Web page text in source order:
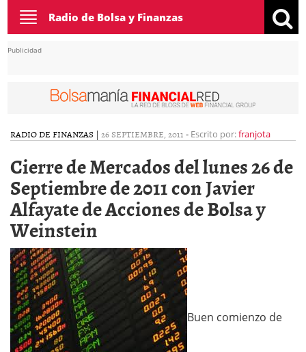
Toggle
navigation
Radio de Bolsa y Finanzas
Publicidad
RADIO DE FINANZAS | 26 SEPTIEMBRE, 2011 - Escrito por:franjota
Cierre de Mercados del lunes 26 de
Septiembre de 2011 con Javier
Alfayate de Acciones de Bolsa y
Weinstein
Buen comienzo de